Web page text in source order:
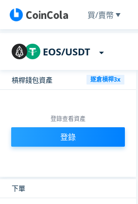
買/賣幣
EOS/USDT
槓桿錢包資產
可用 EOS
0
登錄查看資產
登錄
逐倉槓桿3x
下單